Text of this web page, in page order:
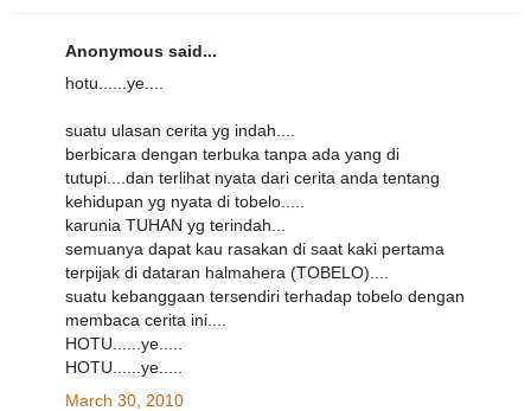
Anonymous said...
hotu......ye....
suatu ulasan cerita yg indah....
berbicara dengan terbuka tanpa ada yang di
tutupi....dan terlihat nyata dari cerita anda tentang
kehidupan yg nyata di tobelo.....
karunia TUHAN yg terindah...
semuanya dapat kau rasakan di saat kaki pertama
terpijak di dataran halmahera (TOBELO)....
suatu kebanggaan tersendiri terhadap tobelo dengan
membaca cerita ini....
HOTU......ye.....
HOTU......ye.....
March 30, 2010